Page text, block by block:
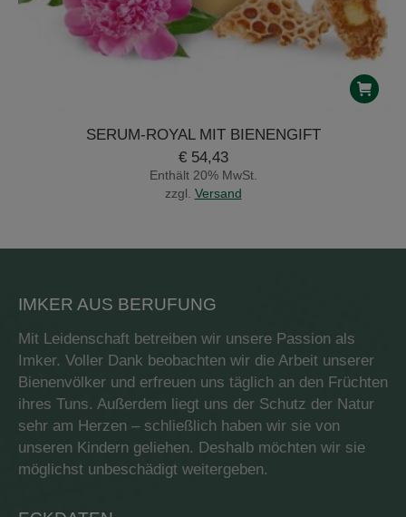
SERUM-ROYAL MIT BIENENGIFT
€54,43
Enthält 20% MwSt.
zzgl. Versand
IMKER AUS BERUFUNG
Mit Leidenschaft betreiben wir unsere Passion als
Imker. Voller Dank beobachten wir die Arbeit unserer
Bienenvölker und erfreuen uns täglich an den Früchten
ihres Tuns. Außerdem liegt uns der Schutz der Natur
sehr am Herzen – schließlich haben wir sie von
unseren Kindern geliehen. Deshalb möchten wir sie
möglichst unbeschädigt weitergeben.